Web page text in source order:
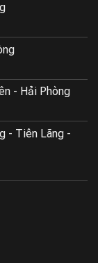
- Hải Phòng
- Tiên Lãng -